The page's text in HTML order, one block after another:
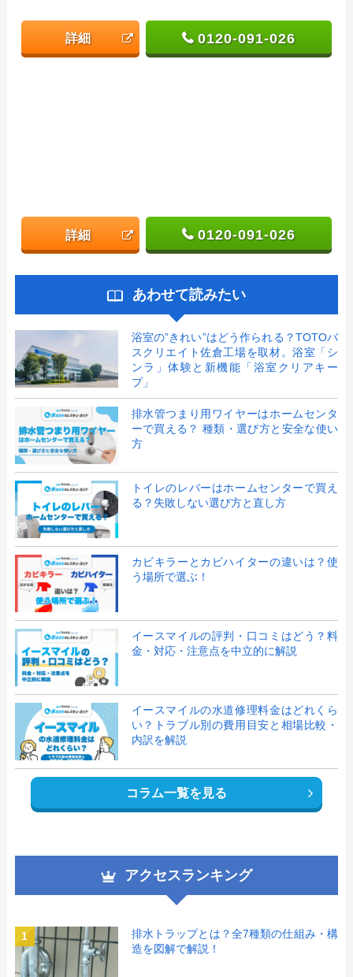
詳細 0120-091-026
詳細 0120-091-026
あわせて読みたい
浴室の”きれい”はどう作られる？TOTOバ
スクリエイト佐倉工場を取材。浴室「シ
ンラ」体験と新機能「浴室クリアキー
プ」
排水管つまり用ワイヤーはホームセンタ
ーで買える？ 種類・選び方と安全な使い
方
トイレのレバーはホームセンターで買え
る？失敗しない選び方と直し方
カビキラーとカビハイターの違いは？使
う場所で選ぶ！
イースマイルの評判・口コミはどう？料
金・対応・注意点を中立的に解説
イースマイルの水道修理料金はどれくら
い？トラブル別の費用目安と相場比較・
内訳を解説
コラム一覧を見る
アクセスランキング
1
排水トラップとは？全7種類の仕組み・構
造を図解で解説！